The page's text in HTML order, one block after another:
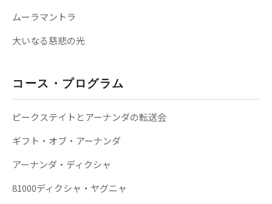
ムーラマントラ
大いなる慈悲の光
コース・プログラム
ピークステイトとアーナンダの転送会
ギフト・オブ・アーナンダ
アーナンダ・ディクシャ
81000ディクシャ・ヤグニャ